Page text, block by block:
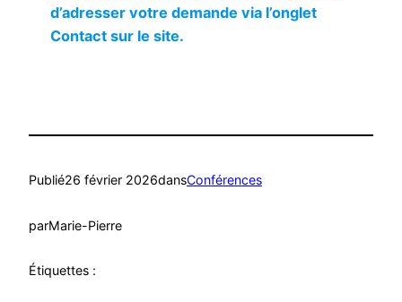
d’adresser votre demande via l’onglet
Contact sur le site.
Publié26 février 2026dansConférences
parMarie-Pierre
Étiquettes :